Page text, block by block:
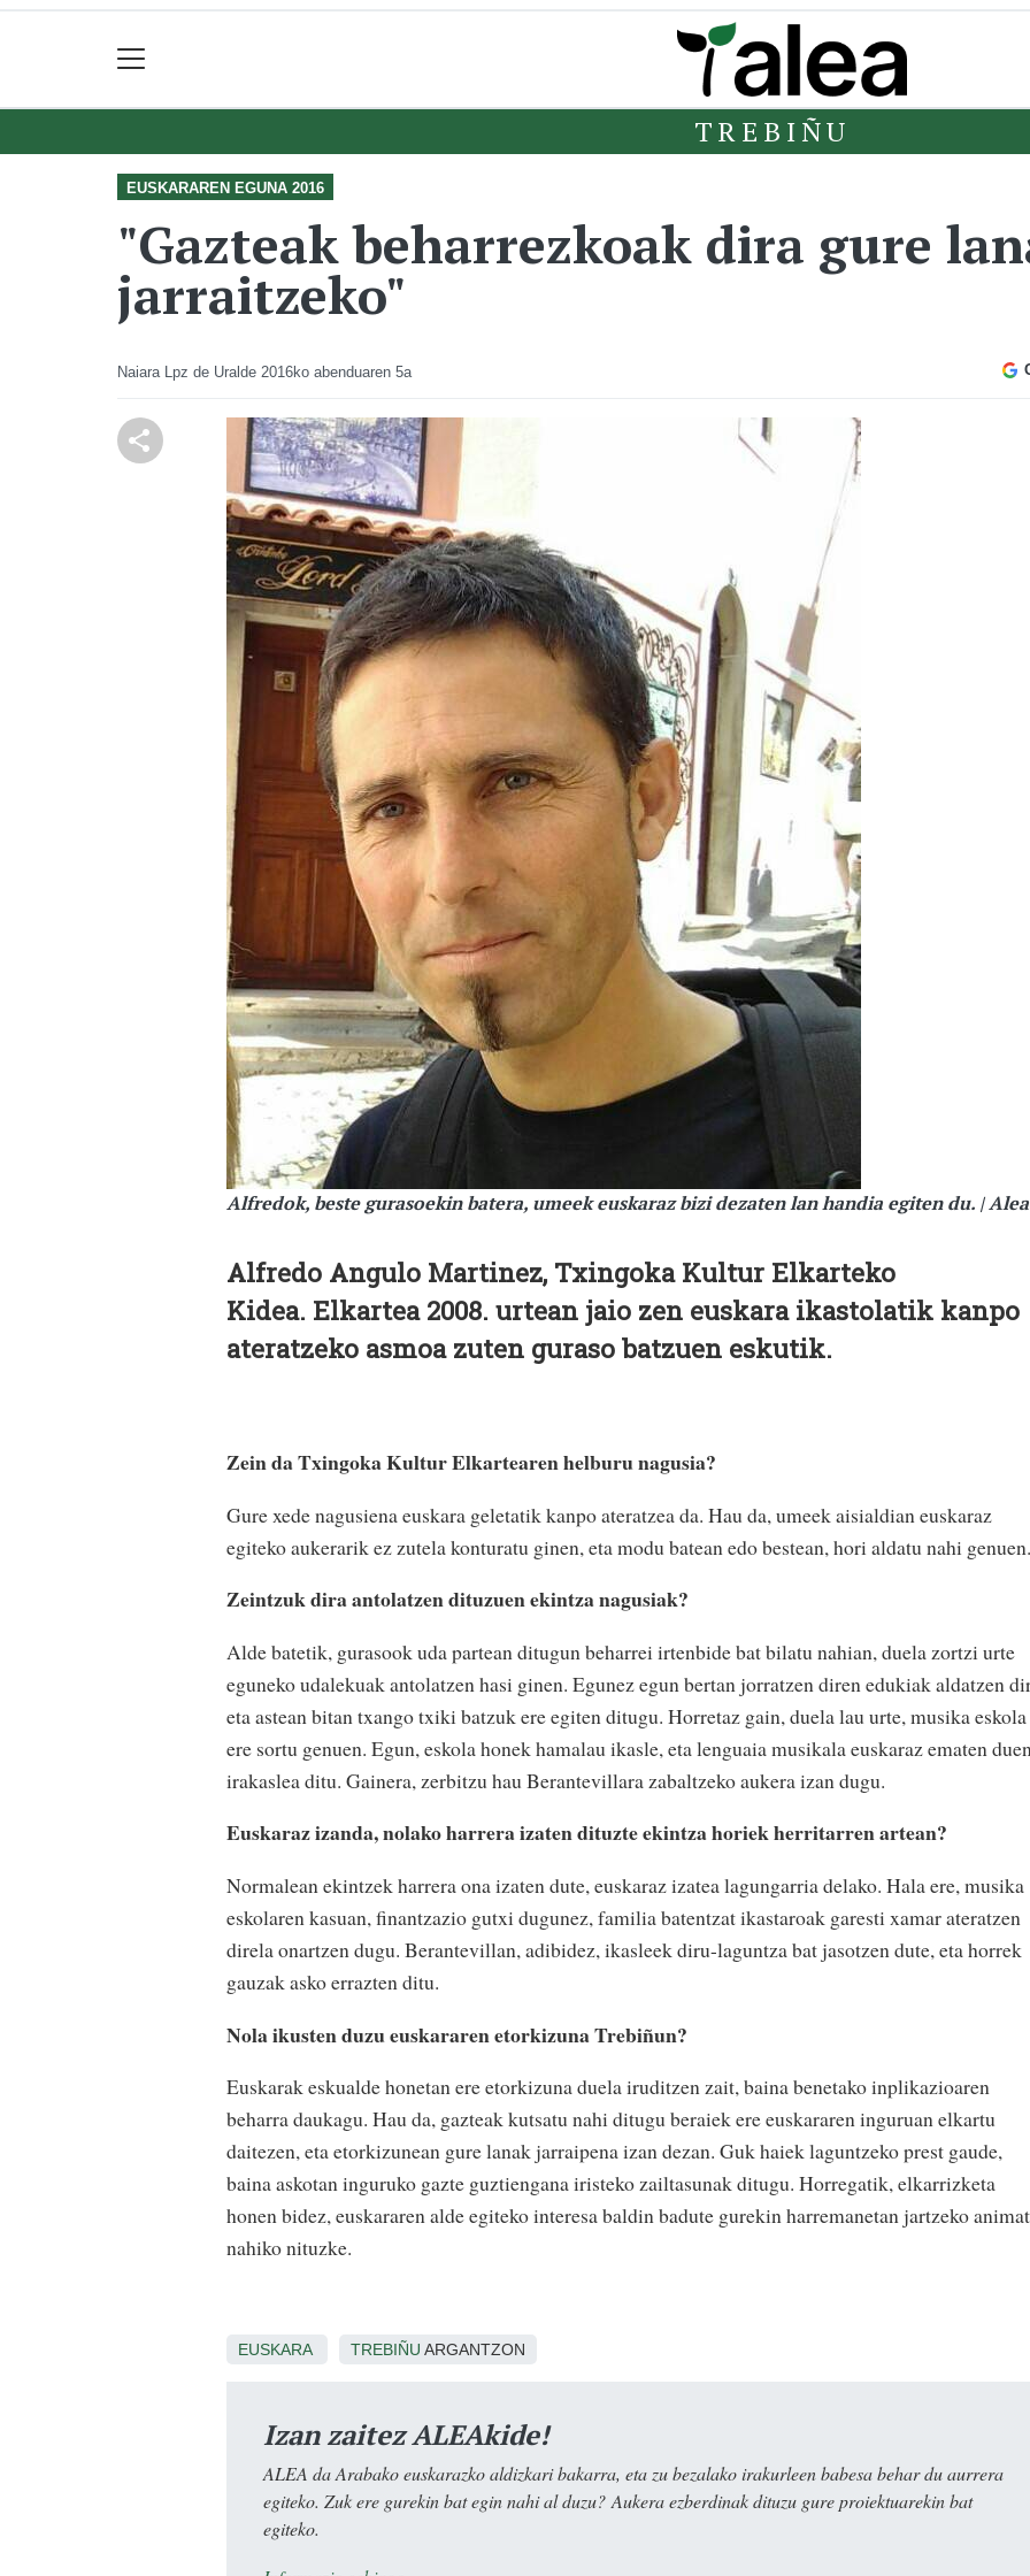
TREBIÑU
EUSKARAREN EGUNA 2016
"Gazteak beharrezkoak dira gure
jarraitzeko"
Naiara Lpz de Uralde 2016ko abenduaren 5a
Alfredok, beste gurasoekin batera, umeek euskaraz bizi dezaten lan handia egiten du. | Alea
Alfredo Angulo Martinez, Txingoka Kultur Elkarteko
Kidea. Elkartea 2008. urtean jaio zen euskara ikastolatik kanpo
ateratzeko asmoa zuten guraso batzuen eskutik.
Zein da Txingoka Kultur Elkartearen helburu nagusia?
Gure xede nagusiena euskara geletatik kanpo ateratzea da. Hau da, umeek aisialdian euskaraz
egiteko aukerarik ez zutela konturatu ginen, eta modu batean edo bestean, hori aldatu nahi genuen.
Zeintzuk dira antolatzen dituzuen ekintza nagusiak?
Alde batetik, gurasook uda partean ditugun beharrei irtenbide bat bilatu nahian, duela zortzi urte
eguneko udalekuak antolatzen hasi ginen. Egunez egun bertan jorratzen diren edukiak aldatzen
eta astean bitan txango txiki batzuk ere egiten ditugu. Horretaz gain, duela lau urte, musika eskola
ere sortu genuen. Egun, eskola honek hamalau ikasle, eta lenguaia musikala euskaraz ematen
irakaslea ditu. Gainera, zerbitzu hau Berantevillara zabaltzeko aukera izan dugu.
Euskaraz izanda, nolako harrera izaten dituzte ekintza horiek herritarren artean?
Normalean ekintzek harrera ona izaten dute, euskaraz izatea lagungarria delako. Hala ere, musika
eskolaren kasuan, finantzazio gutxi dugunez, familia batentzat ikastaroak garesti xamar ateratzen
direla onartzen dugu. Berantevillan, adibidez, ikasleek diru-laguntza bat jasotzen dute, eta horrek
gauzak asko errazten ditu.
Nola ikusten duzu euskararen etorkizuna Trebiñun?
Euskarak eskualde honetan ere etorkizuna duela iruditzen zait, baina benetako inplikazioaren
beharra daukagu. Hau da, gazteak kutsatu nahi ditugu beraiek ere euskararen inguruan elkartu
daitezen, eta etorkizunean gure lanak jarraipena izan dezan. Guk haiek laguntzeko prest gaude,
baina askotan inguruko gazte guztiengana iristeko zailtasunak ditugu. Horregatik, elkarrizketa
honen bidez, euskararen alde egiteko interesa baldin badute gurekin harremanetan jartzeko
nahiko nituzke.
EUSKARA TREBIÑU ARGANTZON
Izan zaitez ALEAkide!
ALEA da Arabako euskarazko aldizkari bakarra, eta zu bezalako irakurleen babesa behar du aurrera
egiteko. Zuk ere gurekin bat egin nahi al duzu? Aukera ezberdinak dituzu gure proiektuarekin bat
egiteko.